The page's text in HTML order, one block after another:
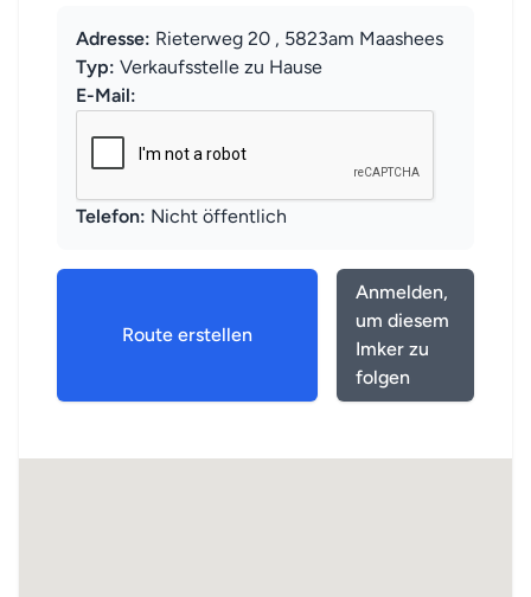
Adresse: Rieterweg 20 , 5823am Maashees
Typ: Verkaufsstelle zu Hause
E-Mail:
Telefon: Nicht öffentlich
Route erstellen
Anmelden,
um diesem
Imker zu
folgen